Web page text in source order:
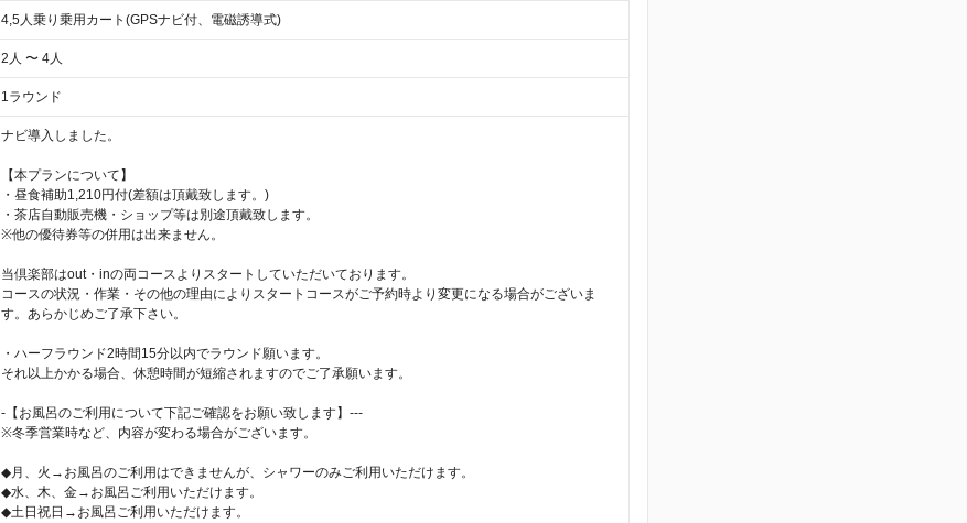
4,5人乗り乗用カート(GPSナビ付、電磁誘導式)
2人 〜 4人
1ラウンド
ナビ導入しました。
【本プランについて】
・昼食補助1,210円付(差額は頂戴致します。)
・茶店自動販売機・ショップ等は別途頂戴致します。
※他の優待券等の併用は出来ません。
当倶楽部はout・inの両コースよりスタートしていただいております。
コースの状況・作業・その他の理由によりスタートコースがご予約時より変更になる場合がございま
す。あらかじめご了承下さい。
・ハーフラウンド2時間15分以内でラウンド願います。
それ以上かかる場合、休憩時間が短縮されますのでご了承願います。
-【お風呂のご利用について下記ご確認をお願い致します】---
※冬季営業時など、内容が変わる場合がございます。
◆月、火→お風呂のご利用はできませんが、シャワーのみご利用いただけます。
◆水、木、金→お風呂ご利用いただけます。
◆土日祝日→お風呂ご利用いただけます。